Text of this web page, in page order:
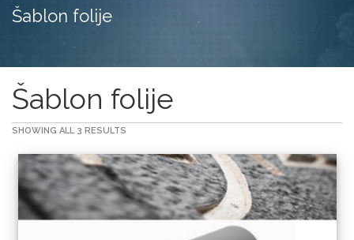
Šablon folije
Šablon folije
SHOWING ALL 3 RESULTS